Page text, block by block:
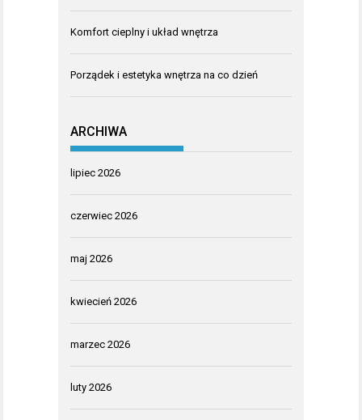
Komfort cieplny i układ wnętrza
Porządek i estetyka wnętrza na co dzień
ARCHIWA
lipiec 2026
czerwiec 2026
maj 2026
kwiecień 2026
marzec 2026
luty 2026